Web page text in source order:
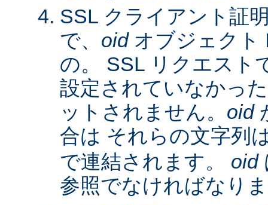
SSL クライアント証
で、 oidオブジェクト
の。 SSL リクエスト
設定されていなかっ
ットされません。 oid
合は それらの文字列
で連結されます。 oid
参照でなければなり